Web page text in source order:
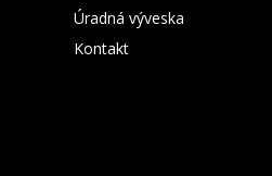
Úradná výveska
Kontakt